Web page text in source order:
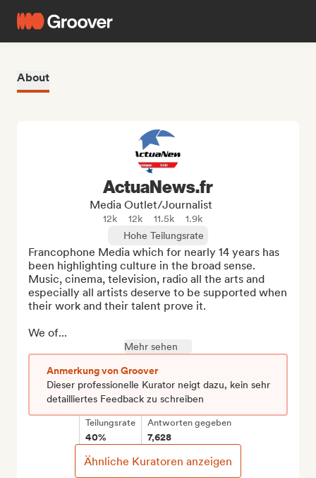
About
ActuaNews.fr
Media Outlet/Journalist
12k 12k 11.5k
1.9k
Hohe Teilungsrate
Francophone Media which for nearly 14 years has
been highlighting culture in the broad sense.
Music, cinema, television, radio all the arts and
especially all artists deserve to be supported when
their work and their talent prove it.
We of...
Mehr sehen
Anmerkung von Groover
Dieser professionelle Kurator neigt dazu, kein sehr
detailliertes Feedback zu schreiben
Teilungsrate
40%
Antworten gegeben
7,628
Ähnliche Kuratoren anzeigen